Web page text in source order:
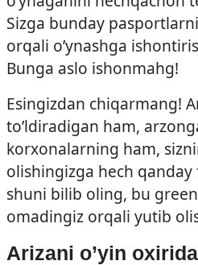
Sizga bunday
orqali o’ynashga
Bunga aslo ishonmahg!
Esingizdan chiqarmang!
to’ldiradigan ham,
korxonalarning ham,
olishingizga hech qanday
shuni bilib oling, bu
omadingiz orqali yutib
Arizani o’yin